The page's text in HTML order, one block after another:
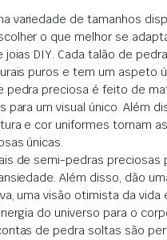
variedade de tamanhos
o que melhor se
joias DIY. Cada talão de
puros e tem um aspeto
pedra preciosa é feito de
para um visual único. Além
e cor uniformes tornam
únicas.
de semi-pedras preciosas
Além disso, dão
uma visão otimista da vida
do universo para o
de pedra soltas são